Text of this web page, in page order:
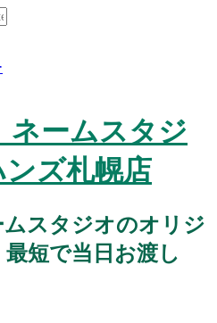
ームスタジ
札幌店
スタジオのオリジ
短で当日お渡し